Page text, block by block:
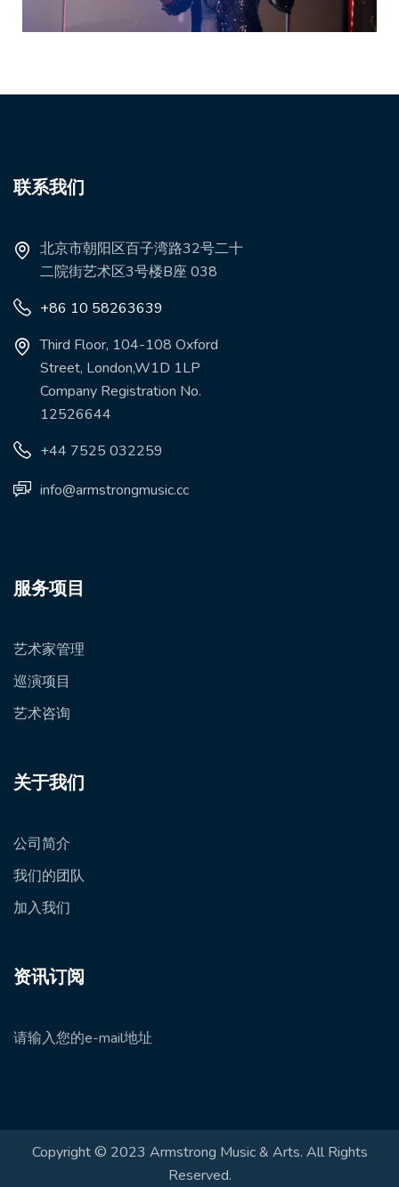
联系我们
北京市朝阳区百子湾路32号二十
二院街艺术区3号楼B座 038
+86 10 58263639
Third Floor, 104-108 Oxford
Street, London,W1D 1LP
Company Registration No.
12526644
+44 7525 032259
info@armstrongmusic.cc
服务项目
艺术家管理
巡演项目
艺术咨询
关于我们
公司简介
我们的团队
加入我们
资讯订阅
请输入您的e-mail地址
Copyright © 2023 Armstrong Music & Arts. All Rights
Reserved.